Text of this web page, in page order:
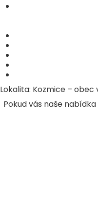
Lokalita: Kozmice –
Pokud vás naše